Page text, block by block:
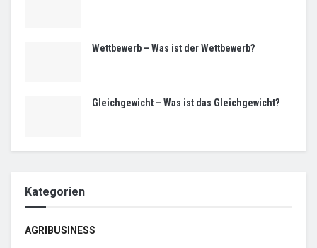
Wettbewerb – Was ist der Wettbewerb?
Gleichgewicht – Was ist das Gleichgewicht?
Kategorien
AGRIBUSINESS